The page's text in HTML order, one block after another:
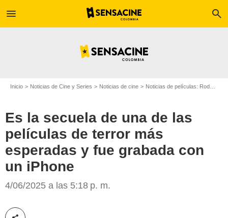
menu search
Inicio Noticias de Cine y Series Noticias de cine Noticias de películas: Rodajes
Es la secuela de una de las
películas de terror más
esperadas y fue grabada con
un iPhone
4/06/2025 a las 5:18 p. m.